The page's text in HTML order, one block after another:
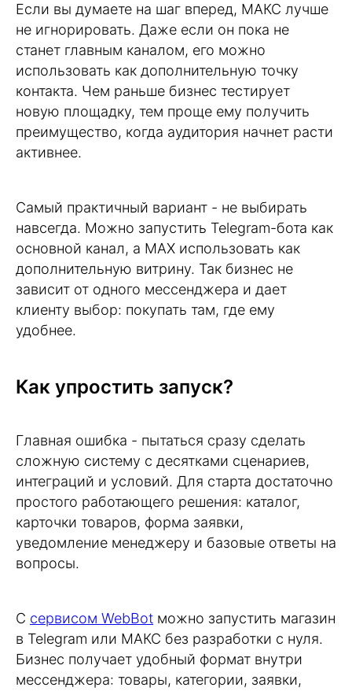
Если вы думаете на шаг вперед, MАКС лучше
не игнорировать. Даже если он пока не
станет главным каналом, его можно
использовать как дополнительную точку
контакта. Чем раньше бизнес тестирует
новую площадку, тем проще ему получить
преимущество, когда аудитория начнет расти
активнее.
Самый практичный вариант - не выбирать
навсегда. Можно запустить Telegram-бота как
основной канал, а MAX использовать как
дополнительную витрину. Так бизнес не
зависит от одного мессенджера и дает
клиенту выбор: покупать там, где ему
удобнее.
Как упростить запуск?
Главная ошибка - пытаться сразу сделать
сложную систему с десятками сценариев,
интеграций и условий. Для старта достаточно
простого работающего решения: каталог,
карточки товаров, форма заявки,
уведомление менеджеру и базовые ответы на
вопросы.
С сервисом WebBot можно запустить магазин
в Telegram или MАКС без разработки с нуля.
Бизнес получает удобный формат внутри
мессенджера: товары, категории, заявки,